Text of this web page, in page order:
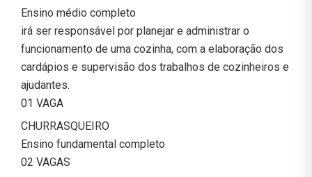
Ensino médio completo
irá ser responsável por planejar e administrar o
funcionamento de uma cozinha, com a elaboração dos
cardápios e supervisão dos trabalhos de cozinheiros e
ajudantes.
01 VAGA
CHURRASQUEIRO
Ensino fundamental completo
02 VAGAS